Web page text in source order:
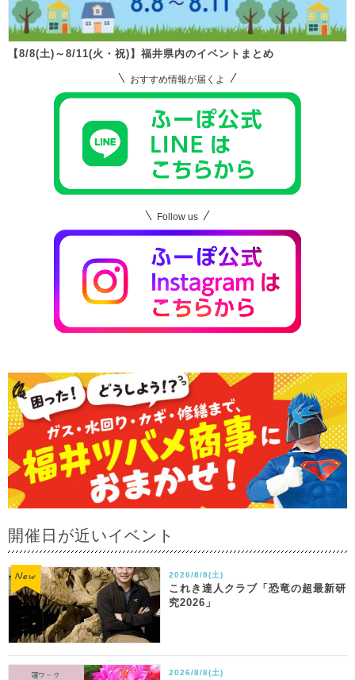
【8/8(土)～8/11(火・祝)】福井県内のイベントまとめ
おすすめ情報が届くよ
Follow us
開催日が近いイベント
2026/8/8(土)
これき達人クラブ「恐竜の超最新研
究2026」
2026/8/8(土)